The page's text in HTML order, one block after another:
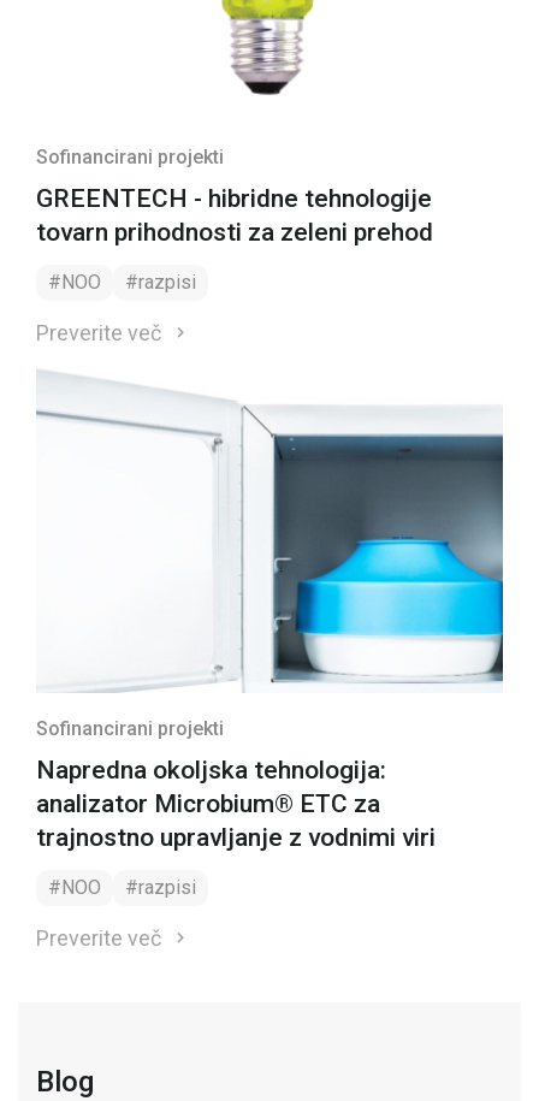
Sofinancirani projekti
GREENTECH - hibridne tehnologije
tovarn prihodnosti za zeleni prehod
#NOO #razpisi
Preverite več
Sofinancirani projekti
Napredna okoljska tehnologija:
analizator Microbium® ETC za
trajnostno upravljanje z vodnimi viri
#NOO #razpisi
Preverite več
Blog